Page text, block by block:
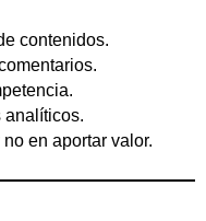
contenidos.
analíticos.
en aportar valor.